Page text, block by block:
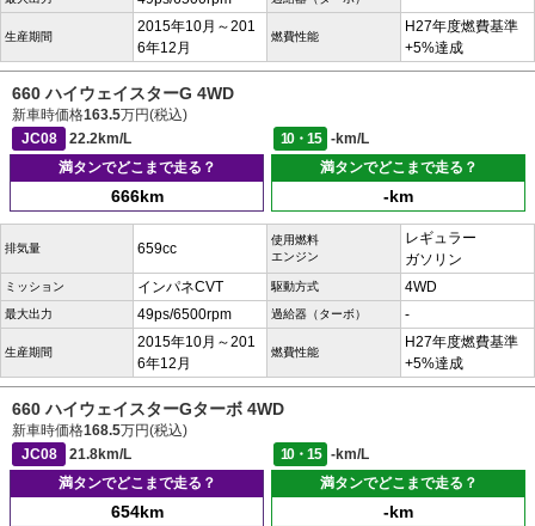
生産期間
2015年10月～201
6年12月
燃費性能
H27年度燃費基準
+5%達成
660 ハイウェイスターG 4WD
新車時価格163.5万円(税込)
JC08
22.2km/L 10・15
-km/L
満タンでどこまで走る？
666km
満タンでどこまで走る？
-km
排気量 659cc
使用燃料
エンジン
レギュラー
ガソリン
ミッション インパネCVT 駆動方式 4WD
最大出力 49ps/6500rpm 過給器（ターボ） -
生産期間
2015年10月～201
6年12月
燃費性能
H27年度燃費基準
+5%達成
660 ハイウェイスターGターボ 4WD
新車時価格168.5万円(税込)
JC08
21.8km/L 10・15
-km/L
満タンでどこまで走る？
654km
満タンでどこまで走る？
-km